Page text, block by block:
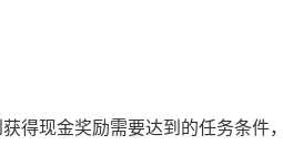
得现金奖励需要达到的任务条